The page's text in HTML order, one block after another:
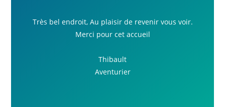
Très bel endroit, Au plaisir de revenir vous voir.
Merci pour cet accueil
Thibault
Aventurier